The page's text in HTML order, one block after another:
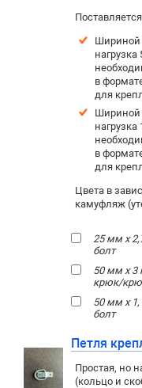
Шириной
в
для
Шириной
в
для
Цвета в
камуфляж
25 мм х
болт
50 мм х 3
крюк/
50 мм х
болт
Петля
Простая, но
(кольцо и